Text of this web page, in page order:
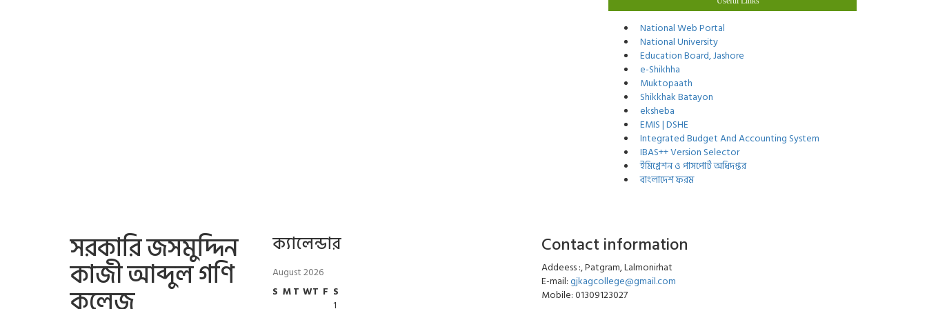
National Web Portal
National University
Education Board, Jashore
e-Shikhha
Muktopaath
Shikkhak Batayon
eksheba
EMIS | DSHE
Integrated Budget And Accounting System
IBAS++ Version Selector
ইমিগ্রেশন ও পাসপোর্ট অধিদপ্তর
বাংলাদেশ ফরম
সরকারি জসমুদ্দিন
কাজী আব্দুল গণি
ক্যালেন্ডার
August 2026
S MT WT F S
1
Contact information
Addeess :, Patgram, Lalmonirhat
E-mail:gjkagcollege@gmail.com
Mobile: 01309123027